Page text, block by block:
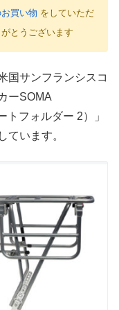
買い物 をしていただ
とうございます
国サンフランシスコ
ーSOMA
トフォルダー 2）」
ています。